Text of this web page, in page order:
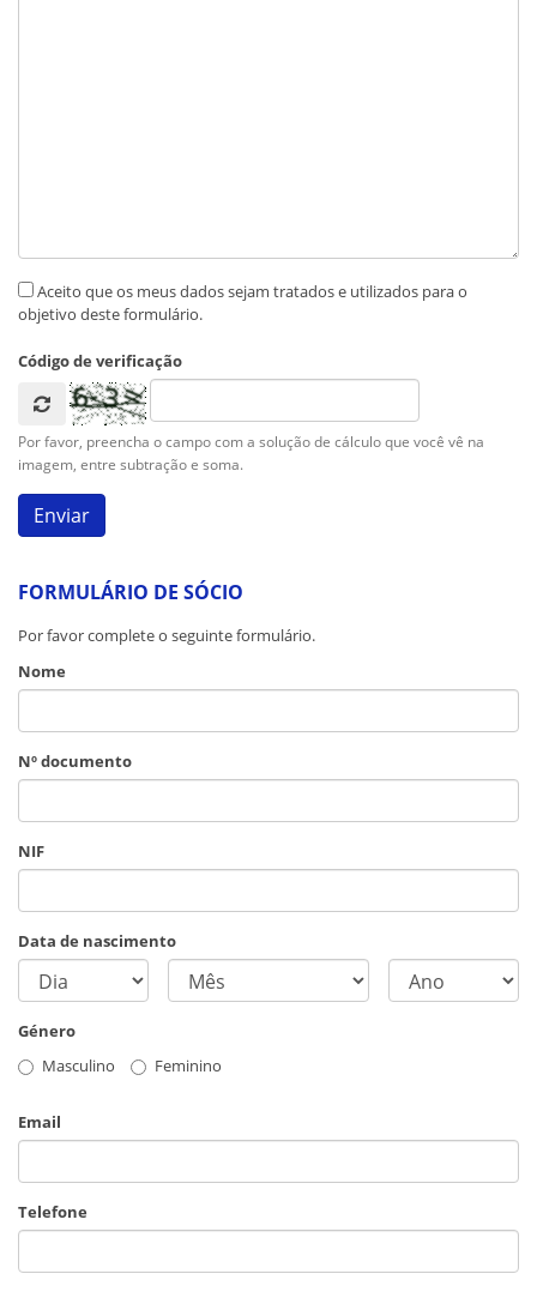
Aceito que os meus dados sejam tratados e utilizados para o
objetivo deste formulário.
Código de verificação
Por favor, preencha o campo com a solução de cálculo que você vê na
imagem, entre subtração e soma.
FORMULÁRIO DE SÓCIO
Por favor complete o seguinte formulário.
Nome
Nº documento
NIF
Data de nascimento
Género
Masculino
Feminino
Email
Telefone